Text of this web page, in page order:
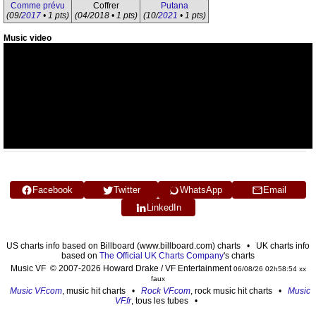
Comme prévu
(09/2017 • 1 pts)
Coffrer
(04/2018 • 1 pts)
Putana
(10/2021 • 1 pts)
Music video
Facebook Twitter WhatsApp
Email
LinkedIn
US charts info based on Billboard (www.billboard.com) charts • UK charts info
based on The Official UK Charts Company's charts
Music VF © 2007-2026 Howard Drake / VF Entertainment06/08/26 02h58:54 xx
faux
Music VF.com, music hit charts • Rock VF.com, rock music hit charts • Music
VF.fr, tous les tubes •